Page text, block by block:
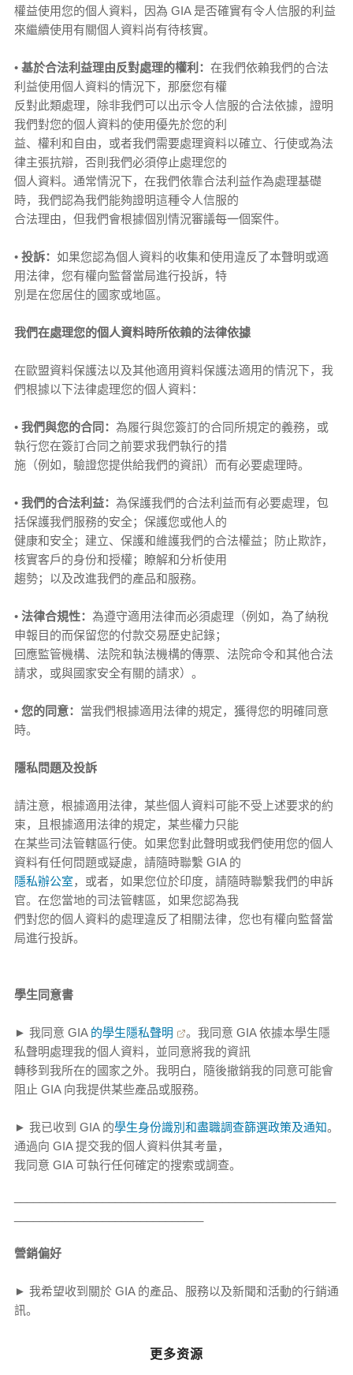
權益使用您的個人資料，因為 GIA 是否確實有令人信服的利益
來繼續使用有關個人資料尚有待核實。
• 基於合法利益理由反對處理的權利： 在我們依賴我們的合法
利益使用個人資料的情況下，那麼您有權
反對此類處理，除非我們可以出示令人信服的合法依據，證明
我們對您的個人資料的使用優先於您的利
益、權利和自由，或者我們需要處理資料以確立、行使或為法
律主張抗辯，否則我們必須停止處理您的
個人資料。通常情況下，在我們依靠合法利益作為處理基礎
時，我們認為我們能夠證明這種令人信服的
合法理由，但我們會根據個別情況審議每一個案件。
• 投訴： 如果您認為個人資料的收集和使用違反了本聲明或適
用法律，您有權向監督當局進行投訴，特
別是在您居住的國家或地區。
我們在處理您的個人資料時所依賴的法律依據
在歐盟資料保護法以及其他適用資料保護法適用的情況下，我
們根據以下法律處理您的個人資料：
• 我們與您的合同： 為履行與您簽訂的合同所規定的義務，或
執行您在簽訂合同之前要求我們執行的措
施（例如，驗證您提供給我們的資訊）而有必要處理時。
• 我們的合法利益： 為保護我們的合法利益而有必要處理，包
括保護我們服務的安全；保護您或他人的
健康和安全；建立、保護和維護我們的合法權益；防止欺詐，
核實客戶的身份和授權；瞭解和分析使用
趨勢；以及改進我們的產品和服務。
• 法律合規性： 為遵守適用法律而必須處理（例如，為了納稅
申報目的而保留您的付款交易歷史記錄；
回應監管機構、法院和執法機構的傳票、法院命令和其他合法
請求，或與國家安全有關的請求）。
• 您的同意： 當我們根據適用法律的規定，獲得您的明確同意
時。
隱私問題及投訴
請注意，根據適用法律，某些個人資料可能不受上述要求的約
束，且根據適用法律的規定，某些權力只能
在某些司法管轄區行使。如果您對此聲明或我們使用您的個人
資料有任何問題或疑慮，請隨時聯繫 GIA 的
隱私辦公室，或者，如果您位於印度，請隨時聯繫我們的申訴
官。在您當地的司法管轄區，如果您認為我
們對您的個人資料的處理違反了相關法律，您也有權向監督當
局進行投訴。
學生同意書
► 我同意 GIA 的學生隱私聲明
。我同意 GIA 依據本學生隱
私聲明處理我的個人資料，並同意將我的資訊
轉移到我所在的國家之外。我明白，隨後撤銷我的同意可能會
阻止 GIA 向我提供某些產品或服務。
► 我已收到 GIA 的學生身份識別和盡職調查篩選政策及通知。
通過向 GIA 提交我的個人資料供其考量，
我同意 GIA 可執行任何確定的搜索或調查。
營銷偏好
► 我希望收到關於 GIA 的產品、服務以及新聞和活動的行銷通
訊。
更多资源